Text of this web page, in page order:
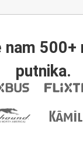
nam 500+
putnika.